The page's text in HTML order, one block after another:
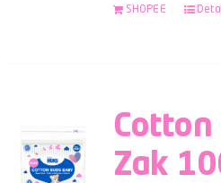
SHOPEE
Cotton
Zak